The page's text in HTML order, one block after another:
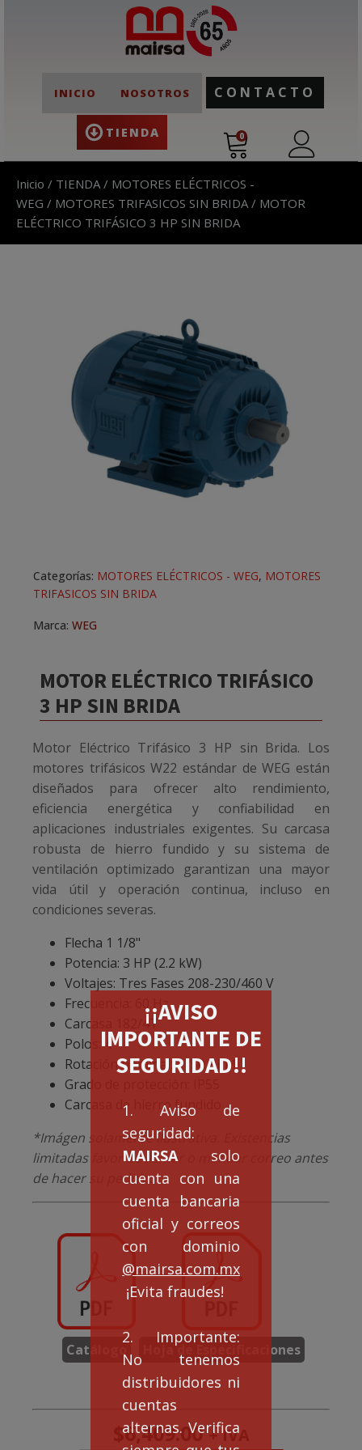
INICIO NOSOTROS
TIENDA
CONTACTO
0
¡¡AVISO
IMPORTANTE DE
SEGURIDAD!!
1. Aviso de
seguridad:
MAIRSAsolo
cuenta con una
cuenta bancaria
oficial y correos
con dominio
@mairsa.com.mx
¡Evita fraudes!
2. Importante:
No tenemos
distribuidores ni
cuentas
alternas. Verifica
Inicio / TIENDA / MOTORES ELÉCTRICOS -
WEG / MOTORES TRIFASICOS SIN BRIDA / MOTOR
ELÉCTRICO TRIFÁSICO 3 HP SIN BRIDA
MOTOR ELÉCTRICO TRIFÁSICO
3 HP SIN BRIDA
Motor Eléctrico Trifásico 3 HP sin Brida. Los
motores trifásicos W22 estándar de WEG están
diseñados para ofrecer alto rendimiento,
eficiencia energética y confiabilidad en
aplicaciones industriales exigentes. Su carcasa
robusta de hierro fundido y su sistema de
ventilación optimizado garantizan una mayor
vida útil y operación continua, incluso en
condiciones severas.
Flecha 1 1/8"
Potencia: 3 HP (2.2 kW)
Voltajes: Tres Fases 208-230/460 V
Frecuencia: 60 Hz
Carcasa 182/4T
Polos: 4
Rotación nominal: 1750 RPM
Grado de protección: IP55
Carcasa de hierro fundido
*Imágen solamente ilustrativa. Existencias
limitadas favor de llamar o mandar correo antes
de hacer su pedido.
Catálogo Hoja de Especificaciones
$6,409.00 + IVA
Categorías: MOTORES ELÉCTRICOS - WEG, MOTORES
TRIFASICOS SIN BRIDA
Marca: WEG